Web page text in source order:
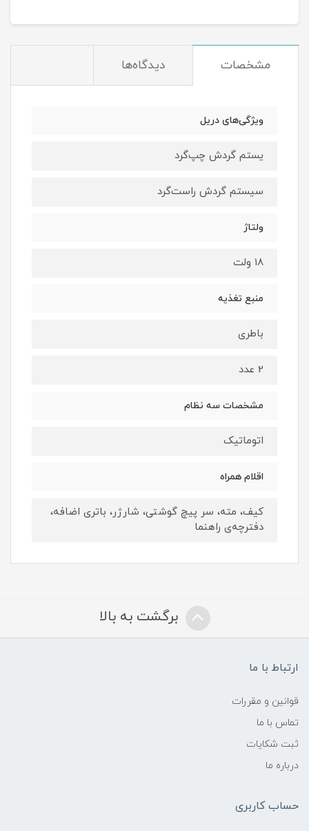
مشخصات دیدگاه‌ها
ویژگی‌های دریل
یستم گردش چپ‌گرد
سیستم گردش راست‌گرد
ولتاژ
۱۸ ولت
منبع تغذیه
باطری
2 عدد
مشخصات سه نظام
اتوماتیک
اقلام همراه
کیف، مته، سر پیچ گوشتی، شارژر، باتری اضافه،
دفترچه‌ی راهنما
برگشت به بالا
ارتباط با ما
قوانین و مقررات
تماس با ما
ثبت شکایات
درباره ما
حساب کاربری